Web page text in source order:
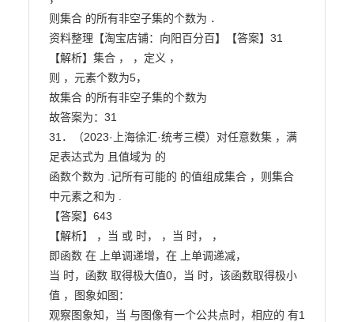
则集合 的所有非空子集的个数为 ．
资料整理【淘宝店铺：向阳百分百】【答案】31
【解析】集合 ， ，定义 ，
则 ，元素个数为5，
故集合 的所有非空子集的个数为
故答案为：31
31．（2023·上海徐汇·统考三模）对任意数集 ，满
足表达式为 且值域为 的
函数个数为 .记所有可能的 的值组成集合 ，则集合
中元素之和为 .
【答案】643
【解析】 ，当 或 时， ，当 时， ，
即函数 在 上单调递增，在 上单调递减，
当 时，函数 取得极大值0，当 时，该函数取得极小
值 ，图象如图：
观察图象知，当 与图像有一个公共点时，相应的 有1